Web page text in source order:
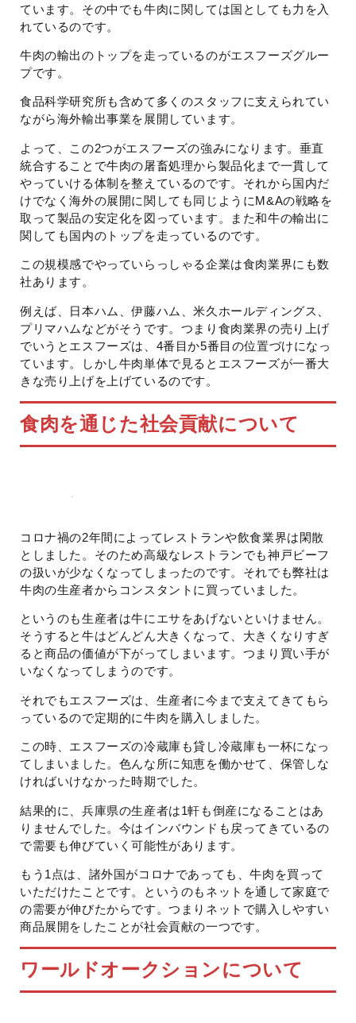
ています。その中でも牛肉に関しては国としても力を入
れているのです。
牛肉の輸出のトップを走っているのがエスフーズグルー
プです。
食品科学研究所も含めて多くのスタッフに支えられてい
ながら海外輸出事業を展開しています。
よって、この2つがエスフーズの強みになります。垂直
統合することで牛肉の屠畜処理から製品化まで一貫して
やっていける体制を整えているのです。それから国内だ
けでなく海外の展開に関しても同じようにM&Aの戦略を
取って製品の安定化を図っています。また和牛の輸出に
関しても国内のトップを走っているのです。
この規模感でやっていらっしゃる企業は食肉業界にも数
社あります。
例えば、日本ハム、伊藤ハム、米久ホールディングス、
プリマハムなどがそうです。つまり食肉業界の売り上げ
でいうとエスフーズは、4番目か5番目の位置づけになっ
ています。しかし牛肉単体で見るとエスフーズが一番大
きな売り上げを上げているのです。
食肉を通じた社会貢献について
コロナ禍の2年間によってレストランや飲食業界は閑散
としました。そのため高級なレストランでも神戸ビーフ
の扱いが少なくなってしまったのです。それでも弊社は
牛肉の生産者からコンスタントに買っていました。
というのも生産者は牛にエサをあげないといけません。
そうすると牛はどんどん大きくなって、大きくなりすぎ
ると商品の価値が下がってしまいます。つまり買い手が
いなくなってしまうのです。
それでもエスフーズは、生産者に今まで支えてきてもら
っているので定期的に牛肉を購入しました。
この時、エスフーズの冷蔵庫も貸し冷蔵庫も一杯になっ
てしまいました。色んな所に知恵を働かせて、保管しな
ければいけなかった時期でした。
結果的に、兵庫県の生産者は1軒も倒産になることはあ
りませんでした。今はインバウンドも戻ってきているの
で需要も伸びていく可能性があります。
もう1点は、諸外国がコロナであっても、牛肉を買って
いただけたことです。というのもネットを通して家庭で
の需要が伸びたからです。つまりネットで購入しやすい
商品展開をしたことが社会貢献の一つです。
ワールドオークションについて